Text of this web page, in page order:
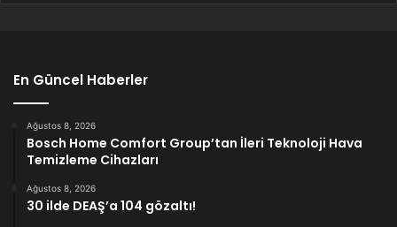
En Güncel Haberler
Ağustos 8, 2026
Bosch Home Comfort Group’tan İleri Teknoloji Hava
Temizleme Cihazları
Ağustos 8, 2026
30 ilde DEAŞ’a 104 gözaltı!